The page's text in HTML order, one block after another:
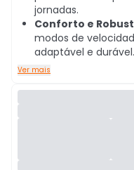
jornadas.
Conforto e
modos de
adaptável e durável.
Ver mais